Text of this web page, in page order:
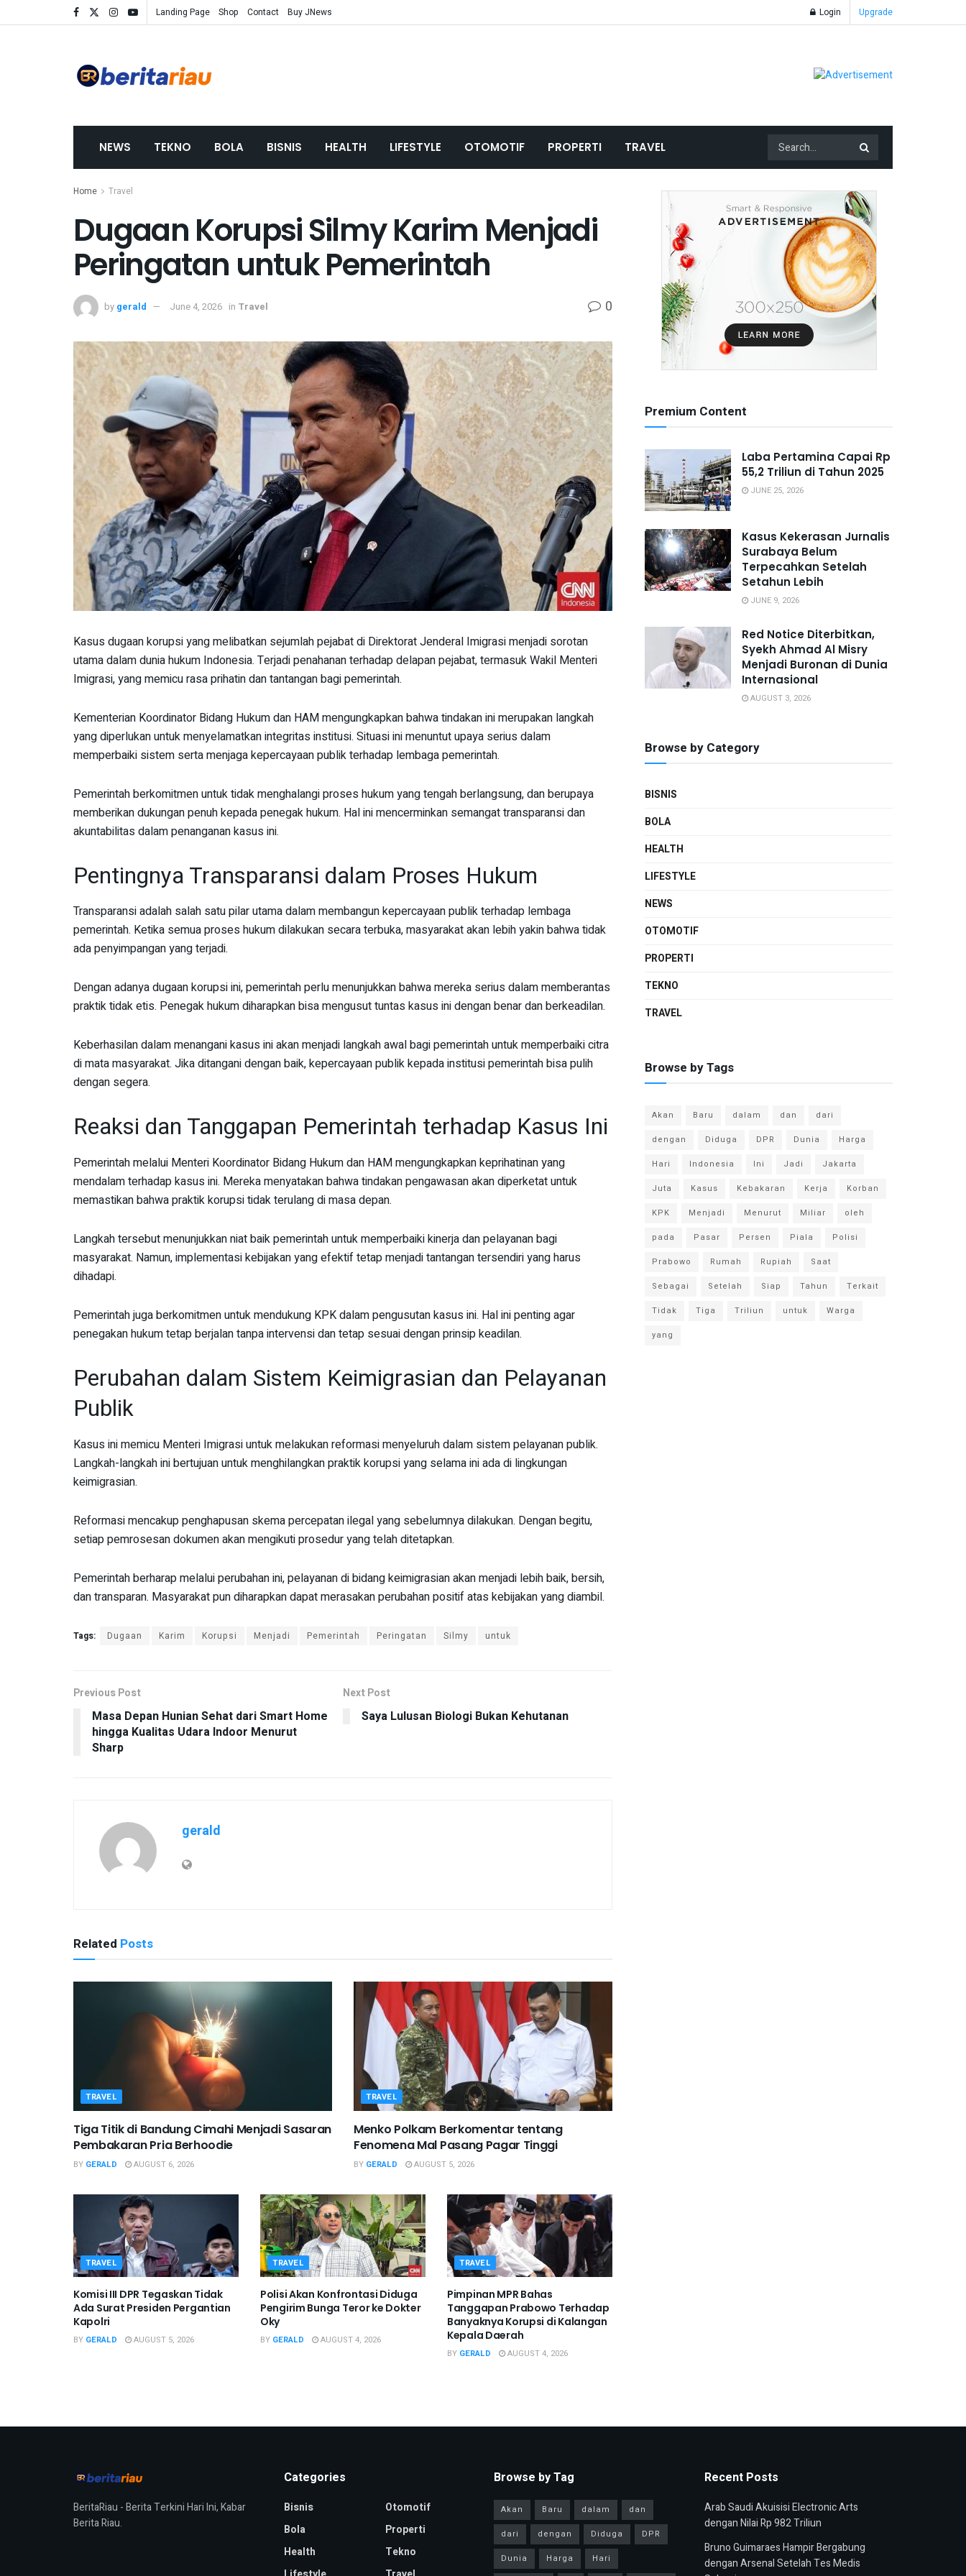
Landing Page Shop Contact Buy JNews Login Upgrade
NEWS TEKNO BOLA BISNIS HEALTH LIFESTYLE OTOMOTIF PROPERTI TRAVEL
Home Travel
Dugaan Korupsi Silmy Karim Menjadi
Peringatan untuk Pemerintah
by gerald June 4, 2026 in Travel 0
Kasus dugaan korupsi yang melibatkan sejumlah pejabat di Direktorat Jenderal Imigrasi menjadi sorotan
utama dalam dunia hukum Indonesia. Terjadi penahanan terhadap delapan pejabat, termasuk Wakil Menteri
Imigrasi, yang memicu rasa prihatin dan tantangan bagi pemerintah.
Kementerian Koordinator Bidang Hukum dan HAM mengungkapkan bahwa tindakan ini merupakan langkah
yang diperlukan untuk menyelamatkan integritas institusi. Situasi ini menuntut upaya serius dalam
memperbaiki sistem serta menjaga kepercayaan publik terhadap lembaga pemerintah.
Pemerintah berkomitmen untuk tidak menghalangi proses hukum yang tengah berlangsung, dan berupaya
memberikan dukungan penuh kepada penegak hukum. Hal ini mencerminkan semangat transparansi dan
akuntabilitas dalam penanganan kasus ini.
Pentingnya Transparansi dalam Proses Hukum
Transparansi adalah salah satu pilar utama dalam membangun kepercayaan publik terhadap lembaga
pemerintah. Ketika semua proses hukum dilakukan secara terbuka, masyarakat akan lebih yakin bahwa tidak
ada penyimpangan yang terjadi.
Dengan adanya dugaan korupsi ini, pemerintah perlu menunjukkan bahwa mereka serius dalam memberantas
praktik tidak etis. Penegak hukum diharapkan bisa mengusut tuntas kasus ini dengan benar dan berkeadilan.
Keberhasilan dalam menangani kasus ini akan menjadi langkah awal bagi pemerintah untuk memperbaiki citra
di mata masyarakat. Jika ditangani dengan baik, kepercayaan publik kepada institusi pemerintah bisa pulih
dengan segera.
Reaksi dan Tanggapan Pemerintah terhadap Kasus Ini
Pemerintah melalui Menteri Koordinator Bidang Hukum dan HAM mengungkapkan keprihatinan yang
mendalam terhadap kasus ini. Mereka menyatakan bahwa tindakan pengawasan akan diperketat untuk
memastikan bahwa praktik korupsi tidak terulang di masa depan.
Langkah tersebut menunjukkan niat baik pemerintah untuk memperbaiki kinerja dan pelayanan bagi
masyarakat. Namun, implementasi kebijakan yang efektif tetap menjadi tantangan tersendiri yang harus
dihadapi.
Pemerintah juga berkomitmen untuk mendukung KPK dalam pengusutan kasus ini. Hal ini penting agar
penegakan hukum tetap berjalan tanpa intervensi dan tetap sesuai dengan prinsip keadilan.
Perubahan dalam Sistem Keimigrasian dan Pelayanan
Publik
Kasus ini memicu Menteri Imigrasi untuk melakukan reformasi menyeluruh dalam sistem pelayanan publik.
Langkah-langkah ini bertujuan untuk menghilangkan praktik korupsi yang selama ini ada di lingkungan
keimigrasian.
Reformasi mencakup penghapusan skema percepatan ilegal yang sebelumnya dilakukan. Dengan begitu,
setiap pemrosesan dokumen akan mengikuti prosedur yang telah ditetapkan.
Pemerintah berharap melalui perubahan ini, pelayanan di bidang keimigrasian akan menjadi lebih baik, bersih,
dan transparan. Masyarakat pun diharapkan dapat merasakan perubahan positif atas kebijakan yang diambil.
Tags: Dugaan Karim Korupsi Menjadi Pemerintah Peringatan Silmy untuk
Previous Post
Masa Depan Hunian Sehat dari Smart Home
hingga Kualitas Udara Indoor Menurut
Sharp
Next Post
Saya Lulusan Biologi Bukan Kehutanan
gerald
Related Posts
TRAVEL
Tiga Titik di Bandung Cimahi Menjadi Sasaran
Pembakaran Pria Berhoodie
BY GERALD AUGUST 6, 2026
TRAVEL
Menko Polkam Berkomentar tentang
Fenomena Mal Pasang Pagar Tinggi
BY GERALD AUGUST 5, 2026
TRAVEL
Komisi III DPR Tegaskan Tidak
Ada Surat Presiden Pergantian
Kapolri
BY GERALD AUGUST 5, 2026
TRAVEL
Polisi Akan Konfrontasi Diduga
Pengirim Bunga Teror ke Dokter
Oky
BY GERALD AUGUST 4, 2026
TRAVEL
Pimpinan MPR Bahas
Tanggapan Prabowo Terhadap
Banyaknya Korupsi di Kalangan
Kepala Daerah
BY GERALD AUGUST 4, 2026
Premium Content
Laba Pertamina Capai Rp
55,2 Triliun di Tahun 2025
JUNE 25, 2026
Kasus Kekerasan Jurnalis
Surabaya Belum
Terpecahkan Setelah
Setahun Lebih
JUNE 9, 2026
Red Notice Diterbitkan,
Syekh Ahmad Al Misry
Menjadi Buronan di Dunia
Internasional
AUGUST 3, 2026
Browse by Category
BISNIS
BOLA
HEALTH
LIFESTYLE
NEWS
OTOMOTIF
PROPERTI
TEKNO
TRAVEL
Browse by Tags
Akan Baru dalam dan
dari
dengan
Diduga DPR Dunia
Harga
Hari
Indonesia Ini Jadi
Jakarta
Juta
Kasus Kebakaran Kerja
Korban
KPK
Menjadi Menurut Miliar
oleh
pada
Pasar Persen Piala
Polisi
Prabowo
Rumah Rupiah
Saat
Sebagai
Setelah Siap Tahun
Terkait
Tidak
Tiga Triliun untuk
Warga
yang
BeritaRiau - Berita Terkini Hari Ini, Kabar
Berita Riau.
Categories
Bisnis
Bola
Health
Otomotif
Properti
Tekno
Browse by Tag
Akan Baru dalam
dan
dari
dengan Diduga
DPR
Dunia
Harga Hari
Recent Posts
Arab Saudi Akuisisi Electronic Arts
dengan Nilai Rp 982 Triliun
Bruno Guimaraes Hampir Bergabung
dengan Arsenal Setelah Tes Medis